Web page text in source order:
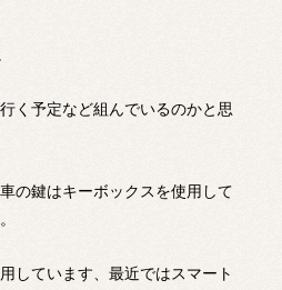
く予定など組んでいるのかと思
の鍵はキーボックスを使用して
しています、最近ではスマート